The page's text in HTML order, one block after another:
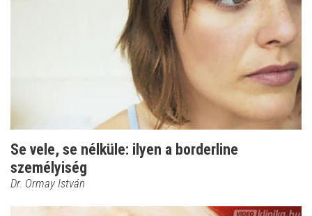
Se vele, se nélküle: ilyen a borderline
személyiség
Dr. Ormay István